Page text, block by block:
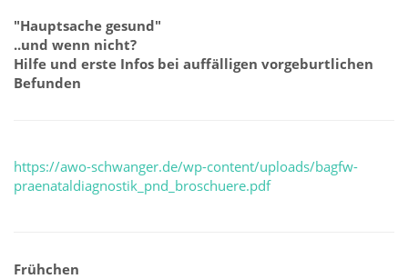
"Hauptsache gesund"
..und wenn nicht?
Hilfe und erste Infos bei auffälligen vorgeburtlichen
Befunden
https://awo-schwanger.de/wp-content/uploads/bagfw-
praenataldiagnostik_pnd_broschuere.pdf
Frühchen